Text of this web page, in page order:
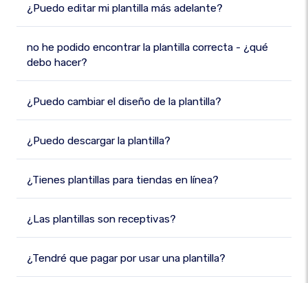
¿Puedo editar mi plantilla más adelante?
no he podido encontrar la plantilla correcta - ¿qué
debo hacer?
¿Puedo cambiar el diseño de la plantilla?
¿Puedo descargar la plantilla?
¿Tienes plantillas para tiendas en línea?
¿Las plantillas son receptivas?
¿Tendré que pagar por usar una plantilla?